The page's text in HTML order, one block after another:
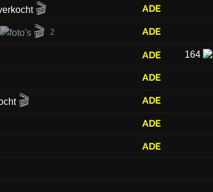
🎬 ADE
🎬 2 ADE
ADE 164
ADE
🎬 ADE
ADE
ADE